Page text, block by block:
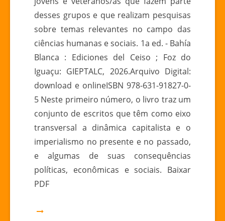
desses grupos e que realizam pesquisas
sobre temas relevantes no campo das
ciências humanas e sociais. 1a ed. - Bahía
Blanca : Ediciones del Ceiso ; Foz do
Iguaçu: GIEPTALC, 2026.Arquivo Digital:
download e onlineISBN 978-631-91827-0-
5 Neste primeiro número, o livro traz um
conjunto de escritos que têm como eixo
transversal a dinâmica capitalista e o
imperialismo no presente e no passado,
e algumas de suas consequências
políticas, econômicas e sociais. Baixar
PDF